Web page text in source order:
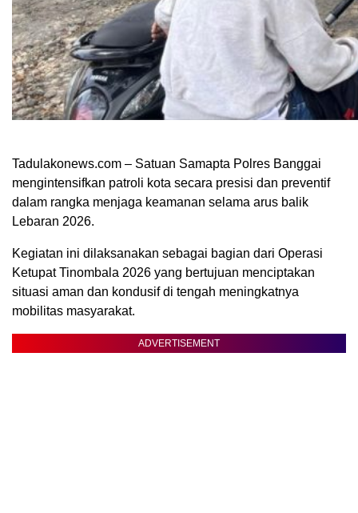
Tadulakonews.com – Satuan Samapta Polres Banggai
mengintensifkan patroli kota secara presisi dan preventif
dalam rangka menjaga keamanan selama arus balik
Lebaran 2026.
Kegiatan ini dilaksanakan sebagai bagian dari Operasi
Ketupat Tinombala 2026 yang bertujuan menciptakan
situasi aman dan kondusif di tengah meningkatnya
mobilitas masyarakat.
ADVERTISEMENT